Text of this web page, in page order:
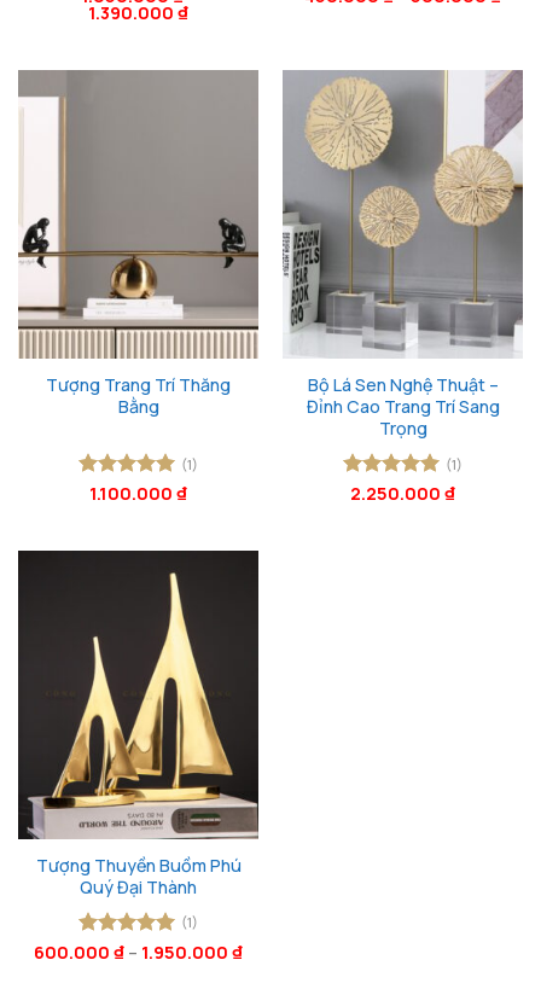
hạng55
1.390.000 ₫
Tượng Trang Trí Thăng
Bằng
Được xếp
(1)
1.100.000 ₫
Bộ Lá Sen Nghệ Thuật –
Đỉnh Cao Trang Trí Sang
Trọng
Được xếp
(1)
2.250.000 ₫
Tượng Thuyền Buồm Phú
Quý Đại Thành
Được xếp
(1)
600.000 ₫ – 1.950.000 ₫